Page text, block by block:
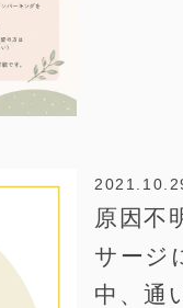
原因不
サージ
中、通